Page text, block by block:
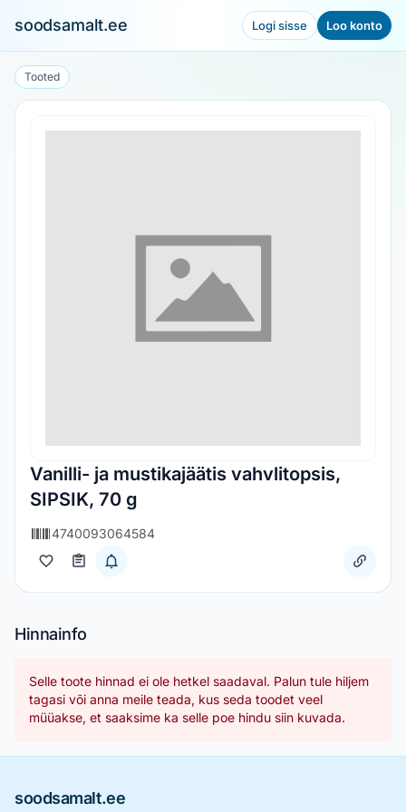
soodsamalt.ee Logi sisse Loo konto
Tooted
Vanilli- ja mustikajäätis vahvlitopsis,
SIPSIK, 70 g
4740093064584
Hinnainfo
Selle toote hinnad ei ole hetkel saadaval. Palun tule hiljem
tagasi või anna meile teada, kus seda toodet veel
müüakse, et saaksime ka selle poe hindu siin kuvada.
soodsamalt.ee